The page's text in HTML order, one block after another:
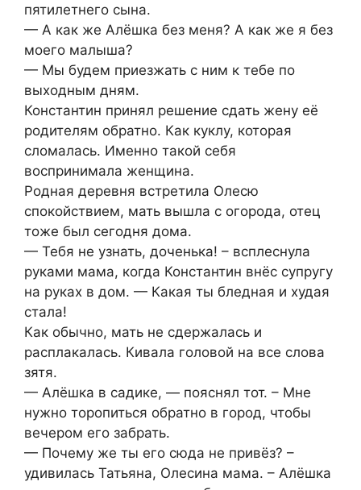
пятилетнего сына.
— А как же Алёшка без меня? А как же я без
моего малыша?
— Мы будем приезжать с ним к тебе по
выходным дням.
Константин принял решение сдать жену её
родителям обратно. Как куклу, которая
сломалась. Именно такой себя
воспринимала женщина.
Родная деревня встретила Олесю
спокойствием, мать вышла с огорода, отец
тоже был сегодня дома.
— Тебя не узнать, доченька! – всплеснула
руками мама, когда Константин внёс супругу
на руках в дом. — Какая ты бледная и худая
стала!
Как обычно, мать не сдержалась и
расплакалась. Кивала головой на все слова
зятя.
— Алёшка в садике, — пояснял тот. – Мне
нужно торопиться обратно в город, чтобы
вечером его забрать.
— Почему же ты его сюда не привёз? –
удивилась Татьяна, Олесина мама. – Алёшка